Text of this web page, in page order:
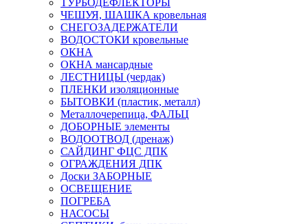
ТУРБОДЕФЛЕКТОРЫ
ЧЕШУЯ, ШАШКА кровельная
СНЕГОЗАДЕРЖАТЕЛИ
ВОДОСТОКИ кровельные
ОКНА
ОКНА мансардные
ЛЕСТНИЦЫ (чердак)
ПЛЕНКИ изоляционные
БЫТОВКИ (пластик, металл)
Металлочерепица, ФАЛЬЦ
ДОБОРНЫЕ элементы
ВОДООТВОД (дренаж)
САЙДИНГ ФЦС ДПК
ОГРАЖДЕНИЯ ДПК
Доски ЗАБОРНЫЕ
ОСВЕЩЕНИЕ
ПОГРЕБА
НАСОСЫ